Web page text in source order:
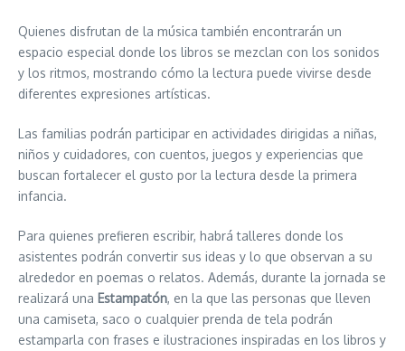
Quienes disfrutan de la música también encontrarán un
espacio especial donde los libros se mezclan con los sonidos
y los ritmos, mostrando cómo la lectura puede vivirse desde
diferentes expresiones artísticas.
Las familias podrán participar en actividades dirigidas a niñas,
niños y cuidadores, con cuentos, juegos y experiencias que
buscan fortalecer el gusto por la lectura desde la primera
infancia.
Para quienes prefieren escribir, habrá talleres donde los
asistentes podrán convertir sus ideas y lo que observan a su
alrededor en poemas o relatos. Además, durante la jornada se
realizará una Estampatón, en la que las personas que lleven
una camiseta, saco o cualquier prenda de tela podrán
estamparla con frases e ilustraciones inspiradas en los libros y